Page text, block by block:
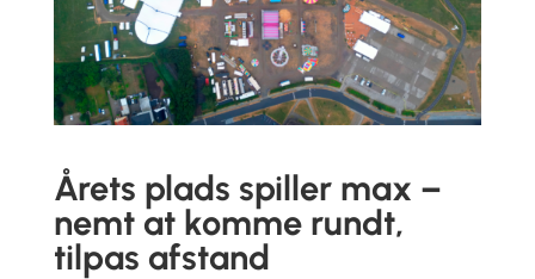
Årets plads spiller max –
nemt at komme rundt,
tilpas afstand